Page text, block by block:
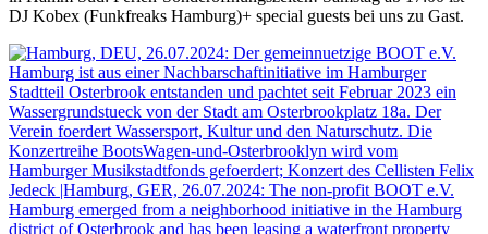
DJ Kobex (Funkfreaks Hamburg)+ special guests bei uns zu Gast.